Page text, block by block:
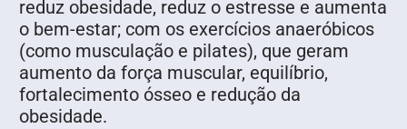
reduz obesidade, reduz o estresse e aumenta
o bem-estar; com os exercícios anaeróbicos
(como musculação e pilates), que geram
aumento da força muscular, equilíbrio,
fortalecimento ósseo e redução da
obesidade.